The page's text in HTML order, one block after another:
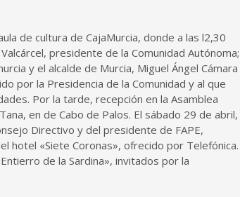
de cultura de CajaMurcia, donde a las l2,30
presidente de la Comunidad Autónoma;
y el alcalde de Murcia, Miguel Ángel Cámara
por la Presidencia de la Comunidad y al que
Por la tarde, recepción en la Asamblea
en de Cabo de Palos. El sábado 29 de abril,
Directivo y del presidente de FAPE,
hotel «Siete Coronas», ofrecido por Telefónica.
de la Sardina», invitados por la